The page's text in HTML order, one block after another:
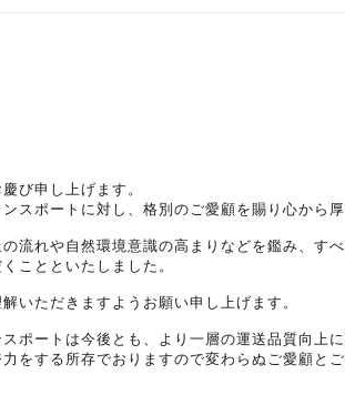
び申し上げます。
スポートに対し、格別のご愛顧を賜り心から
流れや自然環境意識の高まりなどを鑑み、す
ことといたしました。
いただきますようお願い申し上げます。
ポートは今後とも、より一層の運送品質向上
をする所存でおりますので変わらぬご愛顧と